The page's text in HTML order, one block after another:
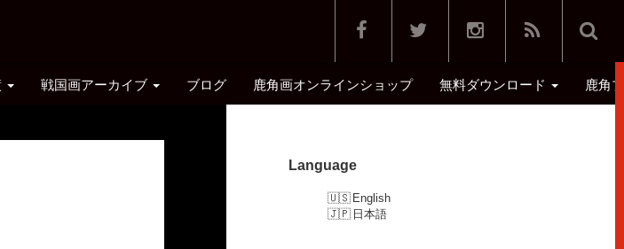
戦国画アーカイブ ブログ 鹿角画オンラインショップ 無料ダウンロード 鹿角
Language
English
日本語